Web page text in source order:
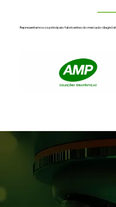
Representamos os principais fabricantes do mercado